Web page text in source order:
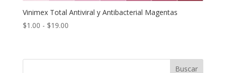
Vinimex Total Antiviral y Antibacterial Magentas
$1.00 - $19.00Rango
desde
Buscar